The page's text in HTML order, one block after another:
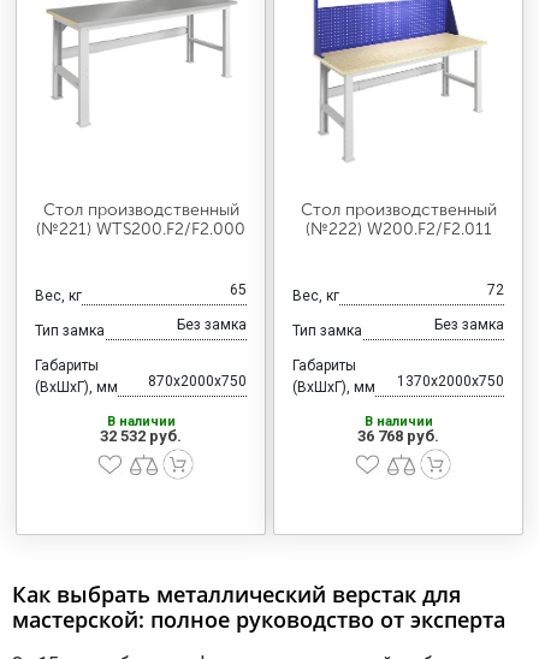
Стол производственный
(№221) WTS200.F2/F2.000
Вес, кг 65
Тип замка Без замка
Габариты
(ВхШхГ), мм
870x2000x750
В наличии
32 532 руб.
Стол производственный
(№222) W200.F2/F2.011
Вес, кг 72
Тип замка Без замка
Габариты
(ВхШхГ), мм
1370x2000x750
В наличии
36 768 руб.
Как выбрать металлический верстак для
мастерской: полное руководство от эксперта